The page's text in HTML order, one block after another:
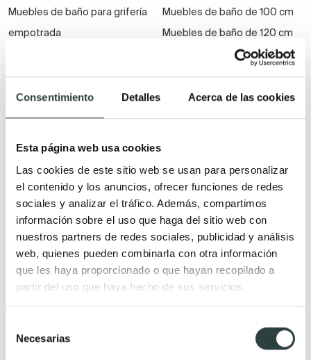
Consentimiento Detalles Acerca de las cookies
Esta página web usa cookies
Las cookies de este sitio web se usan para personalizar
el contenido y los anuncios, ofrecer funciones de redes
sociales y analizar el tráfico. Además, compartimos
información sobre el uso que haga del sitio web con
nuestros partners de redes sociales, publicidad y análisis
web, quienes pueden combinarla con otra información
que les haya proporcionado o que hayan recopilado a
partir del uso que haya hecho de sus servicios.
Necesarias
Muebles de baño para grifería
empotrada
baño
Tapas para muebles
Muebles de baño ecológicos
suspendidos
Muebles de baño con patas
Muebles de baño con zócalo
Cajoneras y encimeras
Muebles de baño de 100 cm
Muebles de baño de 120 cm
Muebles de baño de 140 cm
Muebles de baño de 150 cm
Muebles de baño de 160 cm
Muebles de baño de 170 cm
Mueble lavabo 40 cm ancho
fondo reducido
Muebles de baño amarillos
Muebles de baño de diseño
Muebles de baño Japandi